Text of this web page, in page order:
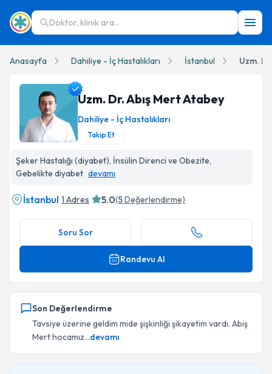
Doktor, klinik ara...
Anasayfa Dahiliye - İç Hastalıkları İstanbul Uzm.
Uzm. Dr. Abış Mert Atabey
Dahiliye - İç Hastalıkları
Takip Et
Şeker Hastalığı (diyabet), İnsülin Direnci ve Obezite,
Gebelikte diyabet devamı
İstanbul 1 Adres 5.0(5Değerlendirme)
Soru Sor
Randevu Al
Son Değerlendirme
Tavsiye üzerine geldim mide şişkinliği şikayetim vardı. Abiş
Mert hocamız...devamı